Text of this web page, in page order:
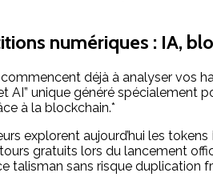
numériques : IA,
déjà à analyser vos
AI” unique généré spécialement
à la blockchain.*
explorent aujourd’hui les
gratuits lors du lancement
talisman sans risque duplication